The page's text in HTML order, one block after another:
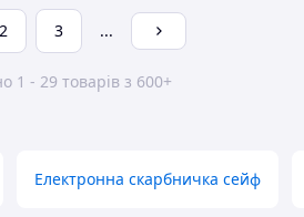
2 3 ...
1 - 29 товарів з 600+
Електронна скарбничка сейф